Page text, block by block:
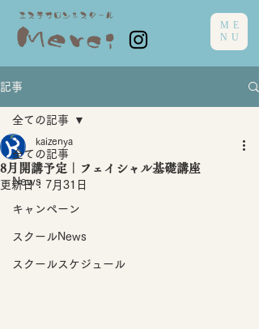
ME
NU
記事
全ての記事
News
キャンペーン
スクールNews
スクールスケジュール
全ての記事
8月開講予定｜フェイシャル基礎講座
kaizenya
更新日： 7月31日